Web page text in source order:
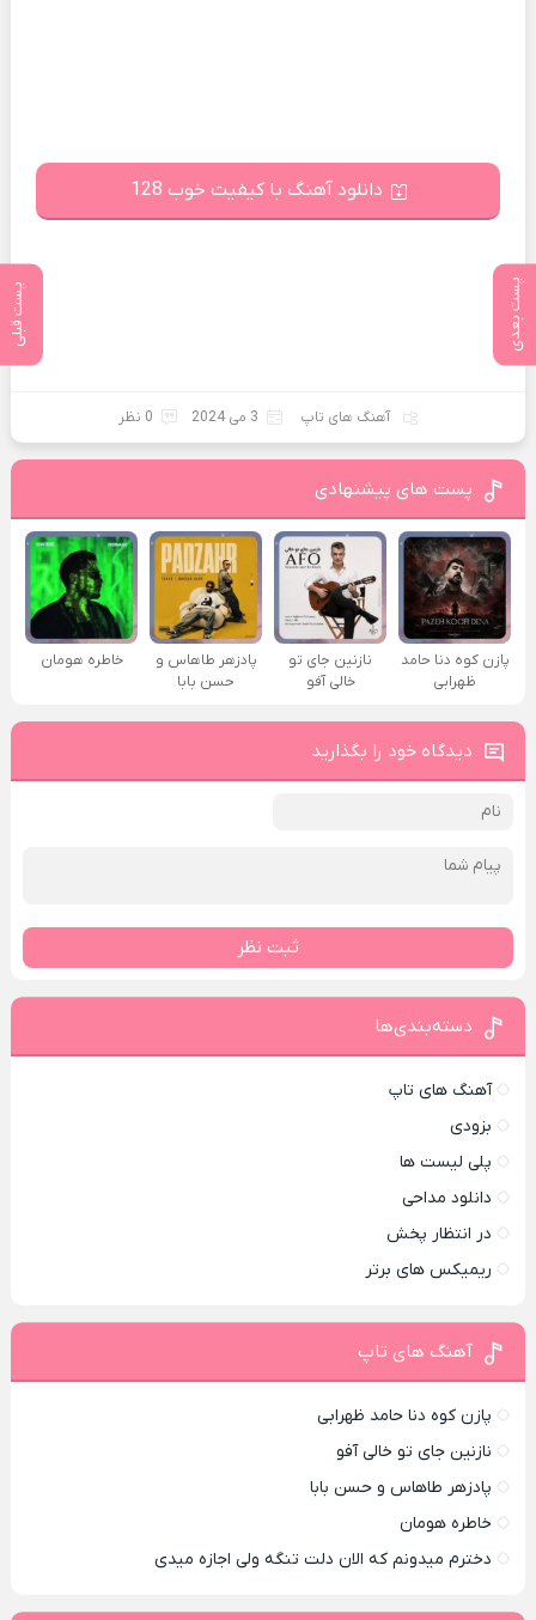
پست بعدی پست قبلی
دانلود آهنگ با کیفیت خوب 128
آهنگ های تاپ 3 می 2024 0 نظر
پست های پیشنهادی
پازن کوه دنا حامد
ظهرابی
نازنین جای تو
خالی آفو
پادزهر طاهاس و
حسن بابا
خاطره هومان
دیدگاه خود را بگذارید
ثبت نظر
دسته‌بندی‌ها
آهنگ های تاپ
بزودی
پلی لیست ها
دانلود مداحی
در انتظار پخش
ریمیکس های برتر
آهنگ های تاپ
پازن کوه دنا حامد ظهرابی
نازنین جای تو خالی آفو
پادزهر طاهاس و حسن بابا
خاطره هومان
دخترم میدونم که الان دلت تنگه ولی اجازه میدی